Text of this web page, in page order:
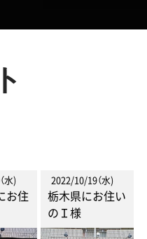
水)
お住
2022/10/19（水)
栃木県にお住い
のＩ様